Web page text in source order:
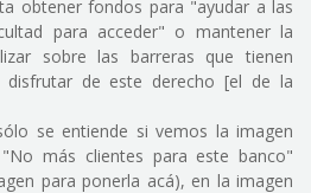
obtener fondos para "ayudar a las
para acceder" o mantener la
sobre las barreras que tienen
disfrutar de este derecho [el de la
se entiende si vemos la imagen
más clientes para este banco"
para ponerla acá), en la imagen